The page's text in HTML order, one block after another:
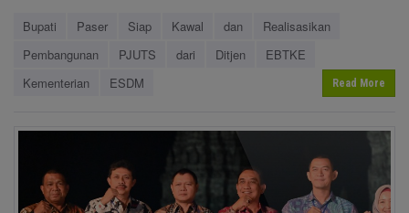
Bupati Paser Siap Kawal dan
Realisasikan
Pembangunan
PJUTS dari Ditjen
EBTKE
Kementerian
ESDM Read More